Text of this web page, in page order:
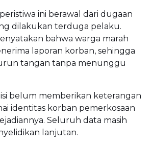
ini berawal dari dugaan
dilakukan terduga pelaku.
bahwa warga marah
laporan korban, sehingga
tangan tanpa menunggu
belum memberikan keterangan
identitas korban pemerkosaan
Seluruh data masih
lanjutan.